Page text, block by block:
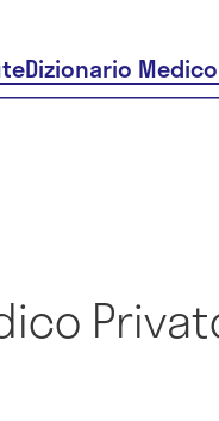
Dizionario Medico